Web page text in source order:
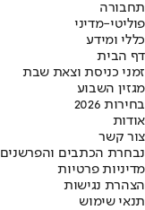
תחבורה
פוליטי-מדיני
כללי ומידע
דף הבית
זמני כניסת וצאת שבת
מגזין השבוע
בחירות 2026
אודות
צור קשר
נבחרת הכתבים והפרשנים
מדיניות פרטיות
הצהרת נגישות
תנאי שימוש